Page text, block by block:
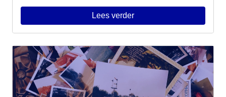
Lees verder